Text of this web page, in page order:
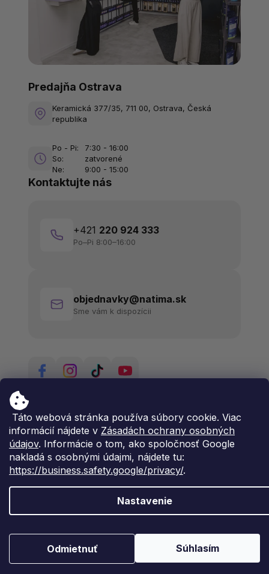
Táto webová stránka používa súbory cookie. Viac
informácií nájdete v Zásadách ochrany osobných
údajov. Informácie o tom, ako spoločnosť Google
nakladá s osobnými údajmi, nájdete tu:
https://business.safety.google/privacy/.
Nastavenie
Odmietnuť Súhlasím
Kontaktujte nás
+421 220 924 333
Po–Pi 8:00–16:00
objednavky@natima.sk
Sme vám k dispozícii
Predajňa Ostrava
Keramická 377/35, 711 00, Ostrava, Česká
republika
Po - Pi:
7:30 - 16:00
So:
zatvorené
Ne:
9:00 - 15:00
Vytvoril Shoptet Premium
. Všetky práva vyhradené.
Upraviť nastavenie cookies